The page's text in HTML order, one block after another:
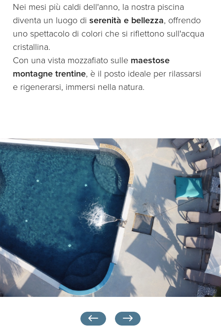
Nei mesi più caldi dell'anno, la nostra piscina
diventa un luogo diserenità e bellezza, offrendo
uno spettacolo di colori che si riflettono sull'acqua
cristallina.
Con una vista mozzafiato sulle maestose
montagne trentine, è il posto ideale per rilassarsi
e rigenerarsi, immersi nella natura.